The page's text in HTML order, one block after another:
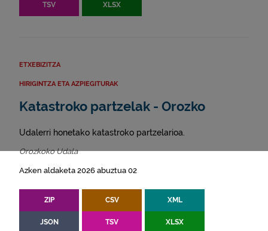
TSV XLSX
ETXEBIZITZA
HIRIGINTZA ETA AZPIEGITURAK
Katastroko partzelak - Orozko
Udalerri honetako katastroko partzelarioa.
Orozkoko Udala
Azken aldaketa 2026 abuztua 02
ZIP CSV XML
JSON TSV XLSX